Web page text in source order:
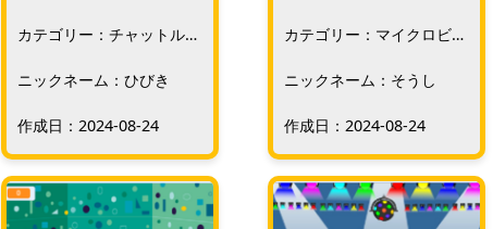
カテゴリー：チャットルー
ニックネーム：ひびき
作成日：2024-08-24
カテゴリー：マイクロビッ
ニックネーム：そうし
作成日：2024-08-24